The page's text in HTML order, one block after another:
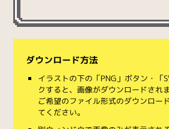
ダウンロード方法
イラストの下の「PNG」ボタン・「
クすると、画像がダウンロードされま
ご希望のファイル形式のダウンロー
てください。